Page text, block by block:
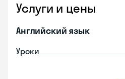
Услуги и цены
Английский язык
Уроки